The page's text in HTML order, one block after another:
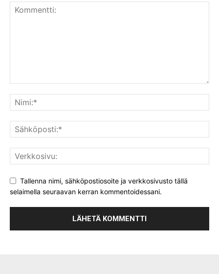
Tallenna nimi, sähköpostiosoite ja verkkosivusto tällä
selaimella seuraavan kerran kommentoidessani.